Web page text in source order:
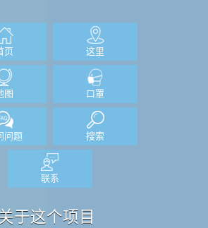
页 这里
图 口罩
问题 搜索
联系
于这个项目